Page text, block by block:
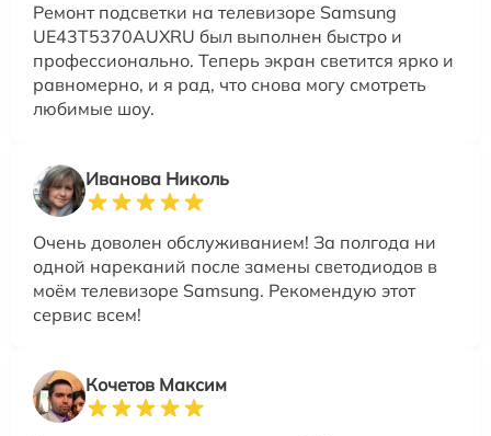
Ремонт подсветки на телевизоре Samsung
UE43T5370AUXRU был выполнен быстро и
профессионально. Теперь экран светится ярко и
равномерно, и я рад, что снова могу смотреть
любимые шоу.
Иванова Николь
Очень доволен обслуживанием! За полгода ни
одной нареканий после замены светодиодов в
моём телевизоре Samsung. Рекомендую этот
сервис всем!
Кочетов Максим